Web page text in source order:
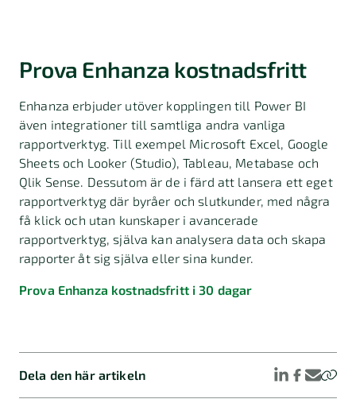
Prova Enhanza kostnadsfritt
Enhanza erbjuder utöver kopplingen till Power BI
även integrationer till samtliga andra vanliga
rapportverktyg. Till exempel Microsoft Excel, Google
Sheets och Looker (Studio), Tableau, Metabase och
Qlik Sense. Dessutom är de i färd att lansera ett eget
rapportverktyg där byråer och slutkunder, med några
få klick och utan kunskaper i avancerade
rapportverktyg, själva kan analysera data och skapa
rapporter åt sig själva eller sina kunder.
Prova Enhanza kostnadsfritt i 30 dagar
Dela den här artikeln